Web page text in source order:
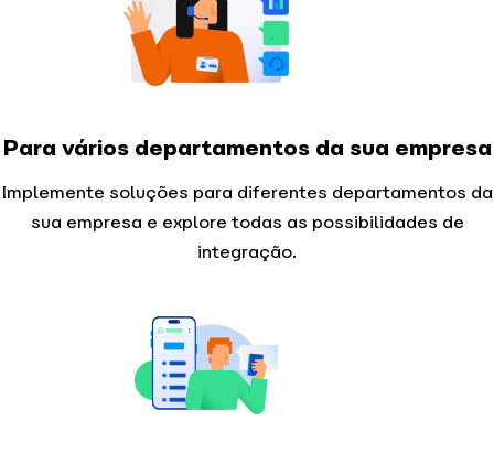
Para vários departamentos da sua empresa
Implemente soluções para diferentes departamentos da
sua empresa e explore todas as possibilidades de
integração.